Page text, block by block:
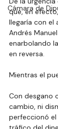
Cámara de
que, en
llegaría con el
Andrés
enarbolando
en reversa.
Mientras el
Con desgano
cambio, ni
perfeccionó el